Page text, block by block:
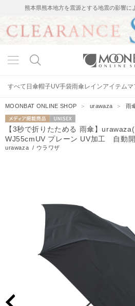
熊本県熊本地方を震源とする地震の影響に
すべて 日傘帽子UV手袋雨傘レインアイテムマ
MOONBAT ONLINE SHOP ＞urawaza ＞雨
メディア掲載
商品
UNISEX
【3秒で折りたためる 雨傘】
WJ55cmUV プレーン UV加工 自動
urawaza / ウラワザ